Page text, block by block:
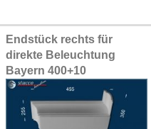
Endstück rechts für
direkte Beleuchtung
Bayern 400+10